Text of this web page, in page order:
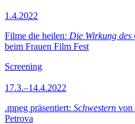
1.4.2022
Filme die heilen: Die Wirkung des
beim Frauen Film Fest
Screening
17.3.–14.4.2022
.mpeg präsentiert: Schwestern von
Petrova